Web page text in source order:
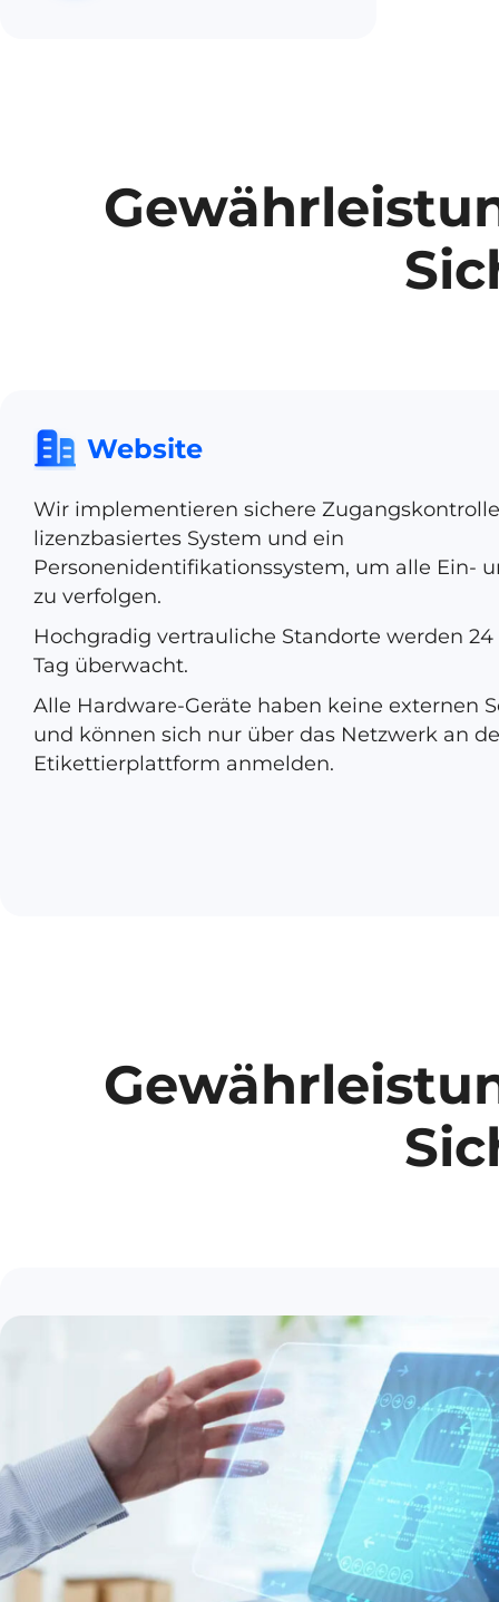
Website
Wir implementieren sichere
lizenzbasiertes System und ein
Personenidentifikationssystem, um alle Ein-
zu verfolgen.
Hochgradig vertrauliche Standorte werden
Tag überwacht.
Alle Hardware-Geräte haben keine externen
und können sich nur über das Netzwerk an
Etikettierplattform anmelden.